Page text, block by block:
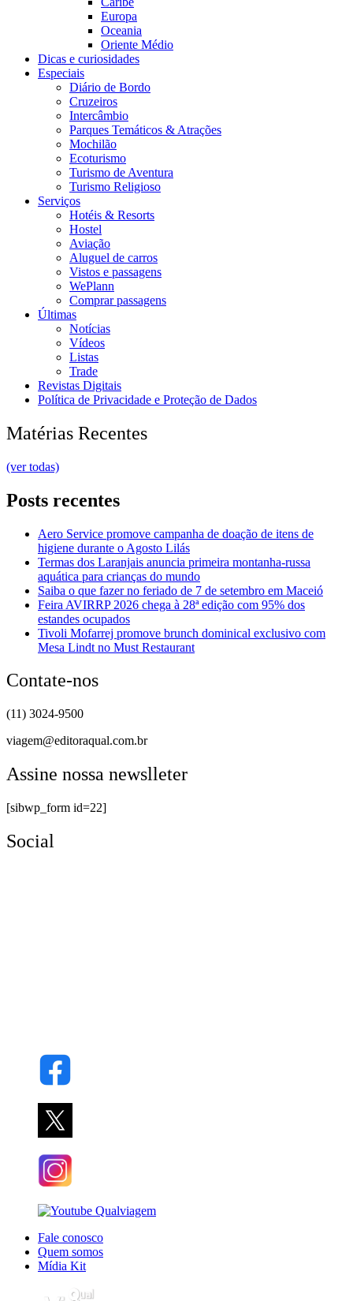
Europa
Oceania
Oriente Médio
Dicas e curiosidades
Especiais
Diário de Bordo
Cruzeiros
Intercâmbio
Parques Temáticos & Atrações
Mochilão
Ecoturismo
Turismo de Aventura
Turismo Religioso
Serviços
Hotéis & Resorts
Hostel
Aviação
Aluguel de carros
Vistos e passagens
WePlann
Comprar passagens
Últimas
Notícias
Vídeos
Listas
Trade
Revistas Digitais
Política de Privacidade e Proteção de Dados
Matérias Recentes
(ver todas)
Posts recentes
Aero Service promove campanha de doação de itens de
higiene durante o Agosto Lilás
Termas dos Laranjais anuncia primeira montanha-russa
aquática para crianças do mundo
Saiba o que fazer no feriado de 7 de setembro em Maceió
Feira AVIRRP 2026 chega à 28ª edição com 95% dos
estandes ocupados
Tivoli Mofarrej promove brunch dominical exclusivo com
Mesa Lindt no Must Restaurant
Contate-nos
(11) 3024-9500
viagem@editoraqual.com.br
Assine nossa newslleter
[sibwp_form id=22]
Social
Fale conosco
Quem somos
Mídia Kit